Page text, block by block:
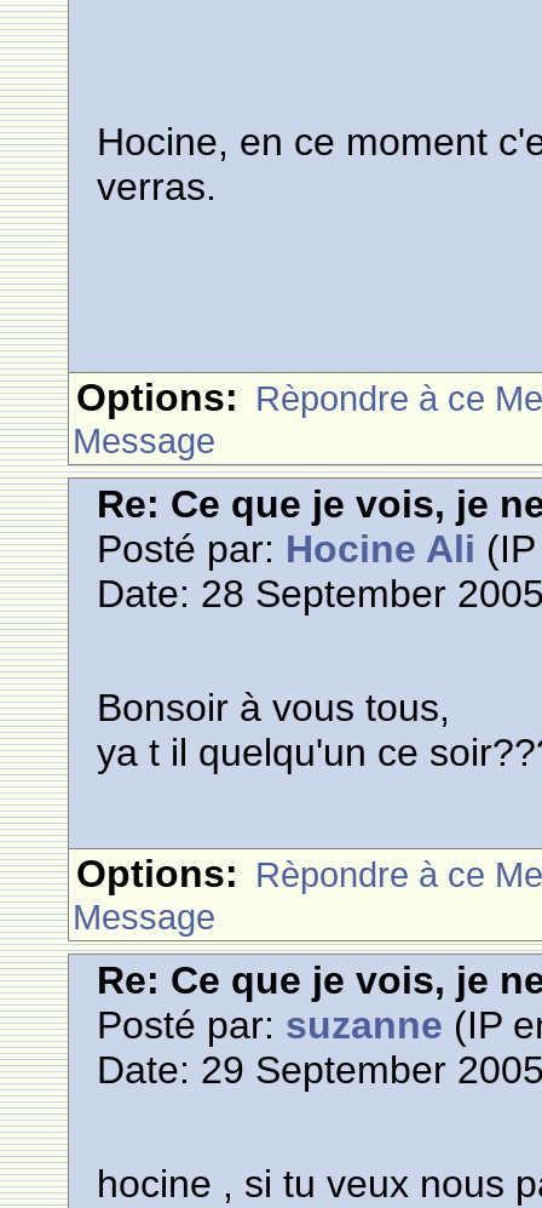
Hocine, en ce moment
verras.
Options: Rèpondre à ce
Message
Re: Ce que je vois, je
Posté par: Hocine Ali
Date: 28 September
Bonsoir à vous tous,
ya t il quelqu'un ce
Options: Rèpondre à ce
Message
Re: Ce que je vois, je
Posté par: suzanne (IP
Date: 29 September
hocine , si tu veux nous